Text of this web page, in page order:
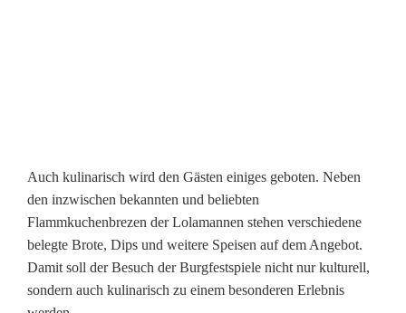
t
e
i
n
Auch kulinarisch wird den Gästen einiges geboten. Neben
den inzwischen bekannten und beliebten
Flammkuchenbrezen der Lolamannen stehen verschiedene
belegte Brote, Dips und weitere Speisen auf dem Angebot.
Damit soll der Besuch der Burgfestspiele nicht nur kulturell,
sondern auch kulinarisch zu einem besonderen Erlebnis